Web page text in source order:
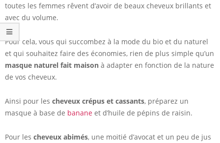
toutes les femmes rêvent d’avoir de beaux cheveux brillants et
avec du volume.
Pour cela, vous qui succombez à la mode du bio et du naturel
et qui souhaitez faire des économies, rien de plus simple qu’un
masque naturel fait maison à adapter en fonction de la nature
de vos cheveux.
Ainsi pour les cheveux crépus et cassants, préparez un
masque à base de banane et d’huile de pépins de raisin.
Pour les cheveux abimés, une moitié d’avocat et un peu de jus